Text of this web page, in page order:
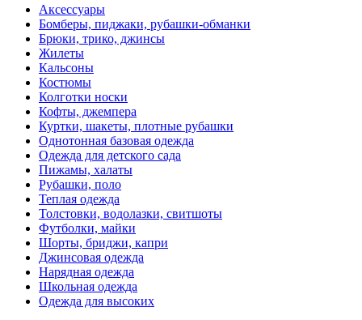
Аксессуары
Бомберы, пиджаки, рубашки-обманки
Брюки, трико, джинсы
Жилеты
Кальсоны
Костюмы
Колготки носки
Кофты, джемпера
Куртки, шакеты, плотные рубашки
Однотонная базовая одежда
Одежда для детского сада
Пижамы, халаты
Рубашки, поло
Теплая одежда
Толстовки, водолазки, свитшоты
Футболки, майки
Шорты, бриджи, капри
Джинсовая одежда
Нарядная одежда
Школьная одежда
Одежда для высоких